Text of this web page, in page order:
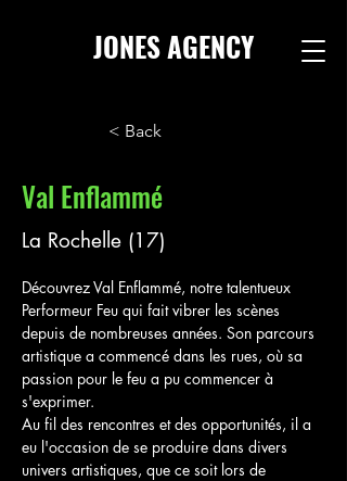
JONES AGENCY
< Back
Val Enflammé
La Rochelle (17)
Découvrez Val Enflammé, notre talentueux
Performeur Feu qui fait vibrer les scènes
depuis de nombreuses années. Son parcours
artistique a commencé dans les rues, où sa
passion pour le feu a pu commencer à
s'exprimer.
Au fil des rencontres et des opportunités, il a
eu l'occasion de se produire dans divers
univers artistiques, que ce soit lors de